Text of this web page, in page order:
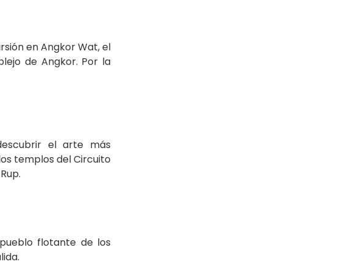
en Angkor Wat, el
de Angkor. Por la
el arte más
templos del Circuito
flotante de los